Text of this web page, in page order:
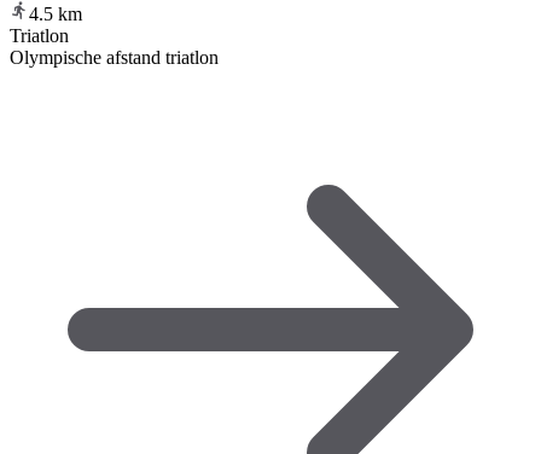
4.5 km
Triatlon
Olympische afstand triatlon